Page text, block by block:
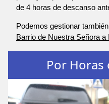
de 4 horas de descanso
Podemos gestionar
Barrio de Nuestra Señora a
Por